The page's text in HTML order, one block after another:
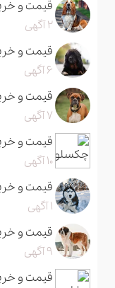
قیمت و
2 آگهی
قیمت و
6 آگهی
قیمت و
7 آگهی
قیمت و
10 آگهی
قیمت و
1 آگهی
قیمت و
9 آگهی
قیمت و